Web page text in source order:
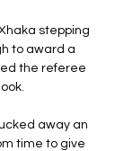
stepping
to award a
the referee
away an
time to give